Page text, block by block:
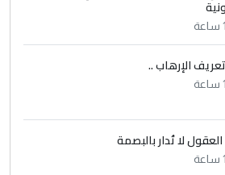
احمد الصافي : لا يوجود
الفيس بوك وتويتر
الإرهاب ..
لا تُدار بالبصمة